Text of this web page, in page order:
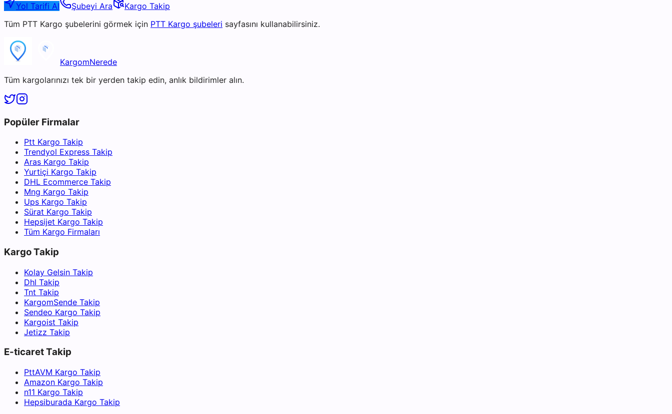
Yol Tarifi Al Şubeyi Ara
Kargo Takip
Tüm PTT Kargo şubelerini görmek için PTT Kargo şubeleri sayfasını kullanabilirsiniz.
KargomNerede
Tüm kargolarınızı tek bir yerden takip edin, anlık bildirimler alın.
Popüler Firmalar
Ptt Kargo Takip
Trendyol Express Takip
Aras Kargo Takip
Yurtiçi Kargo Takip
DHL Ecommerce Takip
Mng Kargo Takip
Ups Kargo Takip
Sürat Kargo Takip
Hepsijet Kargo Takip
Tüm Kargo Firmaları
Kargo Takip
Kolay Gelsin Takip
Dhl Takip
Tnt Takip
KargomSende Takip
Sendeo Kargo Takip
Kargoist Takip
Jetizz Takip
E-ticaret Takip
PttAVM Kargo Takip
Amazon Kargo Takip
n11 Kargo Takip
Hepsiburada Kargo Takip